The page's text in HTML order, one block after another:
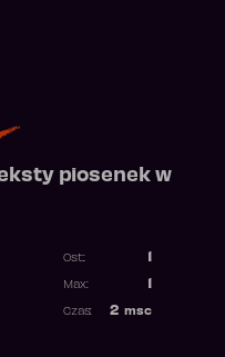
piosenek w
Ost.:
Max:
2 msc
Czas: